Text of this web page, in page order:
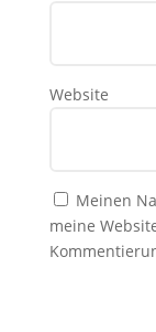
Website
Meinen
meine